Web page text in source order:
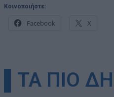
Κοινοποιήστε:
Facebook X
▌ΤΑ ΠΙΟ